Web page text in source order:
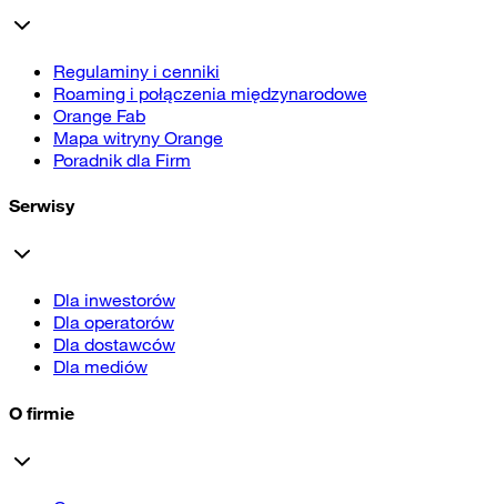
Regulaminy i cenniki
Roaming i połączenia międzynarodowe
Orange Fab
Mapa witryny Orange
Poradnik dla Firm
Serwisy
Dla inwestorów
Dla operatorów
Dla dostawców
Dla mediów
O firmie